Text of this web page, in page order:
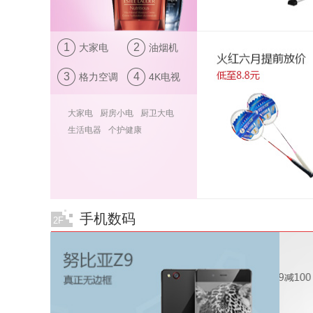
1 大家电 2 油烟机
3 格力空调 4 4K电视
大家电 厨房小电
厨卫大电
生活电器
个护健康
2F 手机数码